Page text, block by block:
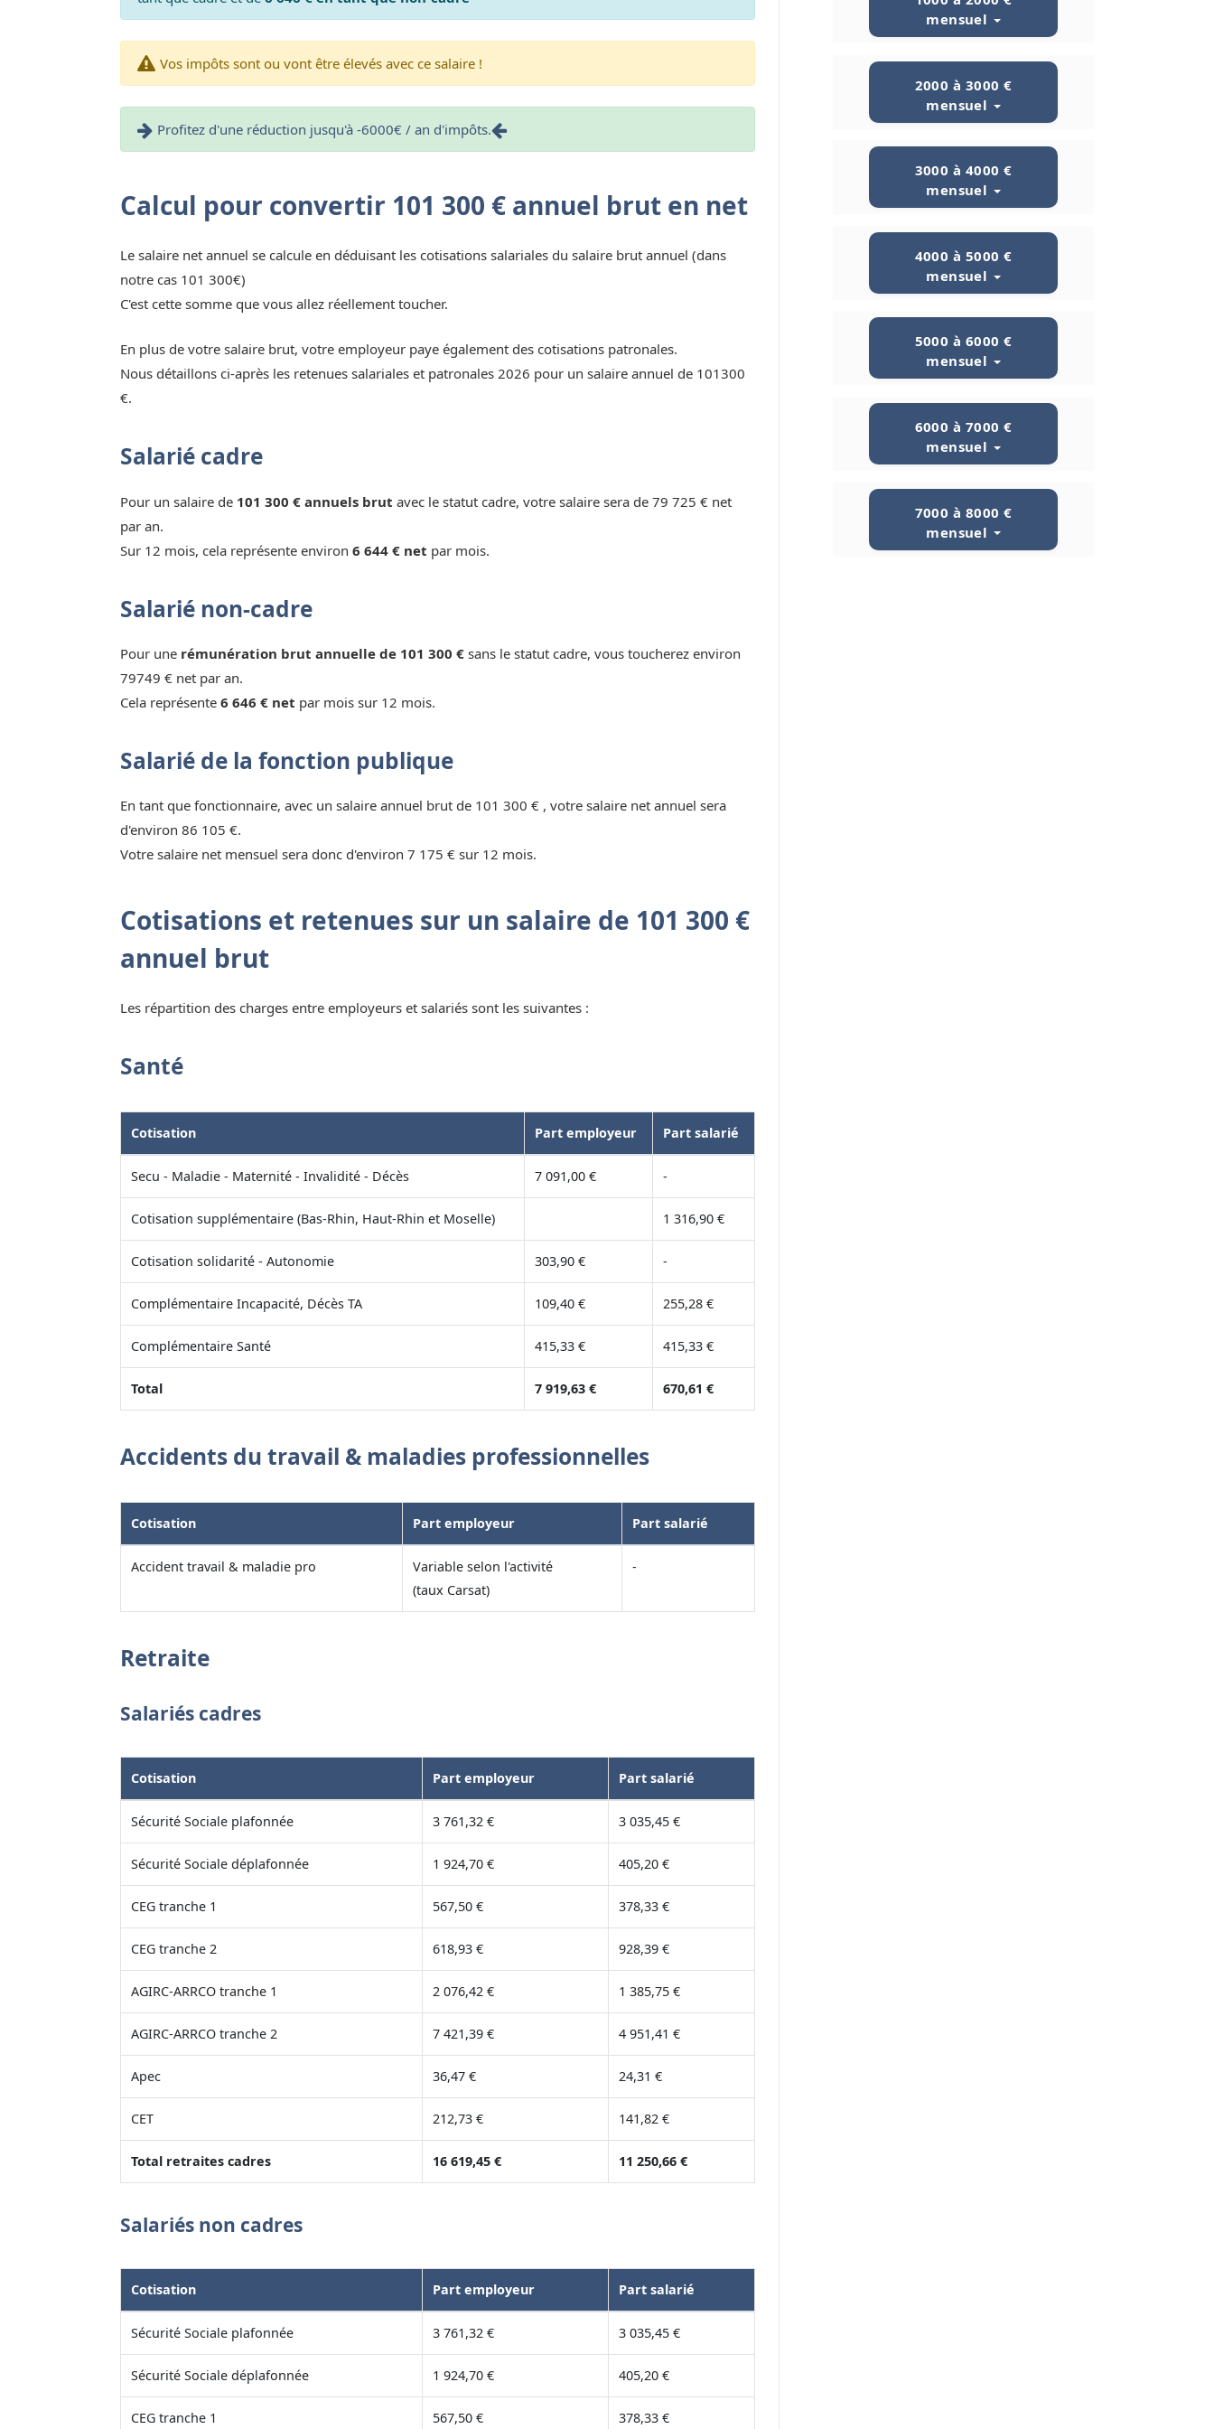
Vos impôts sont ou vont être élevés avec ce salaire !
Profitez d'une réduction jusqu'à -6000€ / an d'impôts.
Calcul pour convertir 101 300 € annuel brut en net
Le salaire net annuel se calcule en déduisant les cotisations salariales du salaire brut annuel (dans
notre cas 101 300€)
C'est cette somme que vous allez réellement toucher.
En plus de votre salaire brut, votre employeur paye également des cotisations patronales.
Nous détaillons ci-après les retenues salariales et patronales 2026 pour un salaire annuel de 101300
€.
Salarié cadre
Pour un salaire de 101 300 € annuels brut avec le statut cadre, votre salaire sera de 79 725 € net
par an.
Sur 12 mois, cela représente environ 6 644 € net par mois.
Salarié non-cadre
Pour une rémunération brut annuelle de 101 300 € sans le statut cadre, vous toucherez environ
79749 € net par an.
Cela représente 6 646 € net par mois sur 12 mois.
Salarié de la fonction publique
En tant que fonctionnaire, avec un salaire annuel brut de 101 300 € , votre salaire net annuel sera
d'environ 86 105 €.
Votre salaire net mensuel sera donc d'environ 7 175 € sur 12 mois.
Cotisations et retenues sur un salaire de 101 300 €
annuel brut
Les répartition des charges entre employeurs et salariés sont les suivantes :
Santé
Cotisation Part employeur Part salarié
Secu - Maladie - Maternité - Invalidité - Décès 7 091,00 € -
Cotisation supplémentaire (Bas-Rhin, Haut-Rhin et Moselle) 1 316,90 €
Cotisation solidarité - Autonomie 303,90 € -
Complémentaire Incapacité, Décès TA 109,40 € 255,28 €
Complémentaire Santé 415,33 € 415,33 €
Total 7 919,63 € 670,61 €
Accidents du travail & maladies professionnelles
Cotisation Part employeur Part salarié
Accident travail & maladie pro
Variable selon l'activité
(taux Carsat)
-
Retraite
Salariés cadres
Cotisation Part employeur Part salarié
Sécurité Sociale plafonnée 3 761,32 € 3 035,45 €
Sécurité Sociale déplafonnée 1 924,70 € 405,20 €
CEG tranche 1 567,50 € 378,33 €
CEG tranche 2 618,93 € 928,39 €
AGIRC-ARRCO tranche 1 2 076,42 € 1 385,75 €
AGIRC-ARRCO tranche 2 7 421,39 € 4 951,41 €
Apec 36,47 € 24,31 €
CET 212,73 € 141,82 €
Total retraites cadres 16 619,45 € 11 250,66 €
Salariés non cadres
Cotisation Part employeur Part salarié
Sécurité Sociale plafonnée 3 761,32 € 3 035,45 €
Sécurité Sociale déplafonnée 1 924,70 € 405,20 €
CEG tranche 1 567,50 € 378,33 €
mensuel
2000 à 3000 €
mensuel
3000 à 4000 €
mensuel
4000 à 5000 €
mensuel
5000 à 6000 €
mensuel
6000 à 7000 €
mensuel
7000 à 8000 €
mensuel